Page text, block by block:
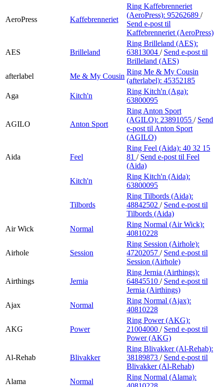
AeroPress Kaffebrenneriet
Ring Kaffebrenneriet
(AeroPress): 95262689 /
Send e-post til
Kaffebrenneriet (AeroPress)
AES Brilleland
Ring Brilleland (AES):
63813004 / Send e-post til
Brilleland (AES)
afterlabel
Me & My Cousin
Ring Me & My Cousin
(afterlabel): 45352185
Aga
Kitch'n
Ring Kitch'n (Aga):
63800095
AGILO Anton Sport
Ring Anton Sport
(AGILO): 23891055 / Send
e-post til Anton Sport
(AGILO)
Aida Feel
Ring Feel (Aida): 40 32 15
81 / Send e-post til Feel
(Aida)
Kitch'n
Ring Kitch'n (Aida):
63800095
Tilbords
Ring Tilbords (Aida):
48842502 / Send e-post til
Tilbords (Aida)
Air Wick
Normal
Ring Normal (Air Wick):
40810228
Airhole Session
Ring Session (Airhole):
47202057 / Send e-post til
Session (Airhole)
Airthings Jernia
Ring Jernia (Airthings):
64845510 / Send e-post til
Jernia (Airthings)
Ajax
Normal
Ring Normal (Ajax):
40810228
AKG Power
Ring Power (AKG):
21004000 / Send e-post til
Power (AKG)
Al-Rehab Blivakker
Ring Blivakker (Al-Rehab):
38189873 / Send e-post til
Blivakker (Al-Rehab)
Alama
Normal
Ring Normal (Alama):